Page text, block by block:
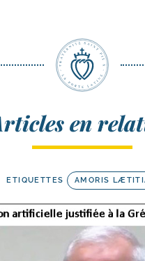
en
ETIQUETTES AMORIS